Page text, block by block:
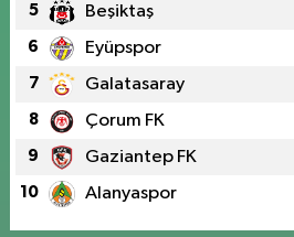
5 Beşiktaş
6 Eyüpspor
7 Galatasaray
8 Çorum FK
9 Gaziantep FK
10 Alanyaspor